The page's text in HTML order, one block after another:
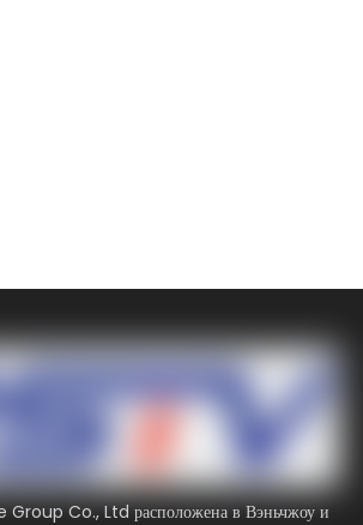
Group Co., Ltd расположена в Вэньчжоу и